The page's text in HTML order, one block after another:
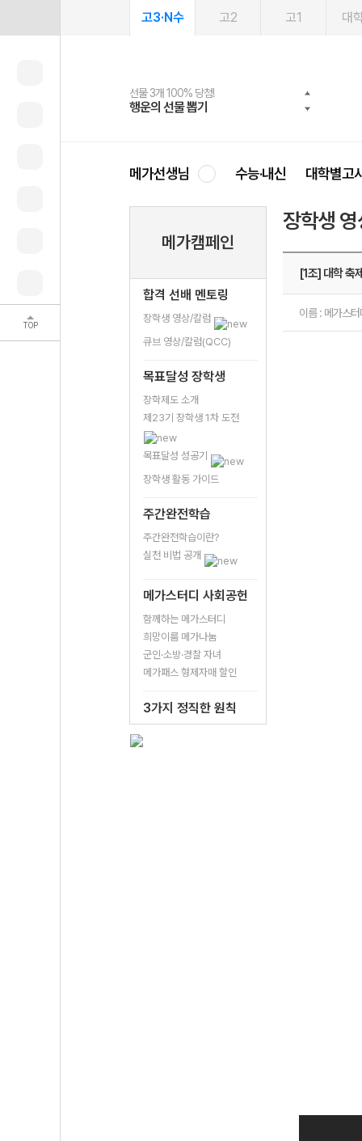
TOP
고3·N수 고2 고1 대
선물 3개 100% 당첨!
행운의 선물 뽑기
선물 100% 증정!
메가스터디 X 올리브
여름방학 스터디 캐시백
메가런 썸머스쿨
2027 러셀 단과
강사 공개선발
스마트러닝앱
설문 EVENT
메가패스
3일 무료 체험권
메가패스 수강생 무료혜택!
메가클럽 멤버십
사회공헌 캠페인
희망이룸 메가나눔
메가선생님 수능·내신 대학별고
메가캠페인
합격 선배 멘토링
장학생 영상/칼럼
큐브 영상/칼럼(QCC)
목표달성 장학생
장학제도 소개
제23기 장학생 1차 도전
목표달성 성공기
장학생 활동 가이드
주간완전학습
주간완전학습이란?
실천 비법 공개
메가스터디 사회공헌
함께하는 메가스터디
희망이룸 메가나눔
군인·소방·경찰 자녀
메가패스 형제자매 할인
3가지 정직한 원칙
장학생
[1조] 대학 축
이름 : 메가스